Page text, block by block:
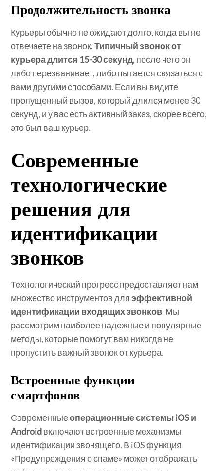
Продолжительность звонка
Курьеры обычно не ожидают долго, когда вы не
отвечаете на звонок.Типичный звонок от
курьера длится 15-30 секунд, после чего он
либо перезванивает, либо пытается связаться с
вами другими способами. Если вы видите
пропущенный вызов, который длился менее 30
секунд, и у вас есть активный заказ, скорее всего,
это был ваш курьер.
Современные
технологические
решения для
идентификации
звонков
Технологический прогресс предоставляет нам
множество инструментов дляэффективной
идентификации входящих звонков. Мы
рассмотрим наиболее надежные и популярные
методы, которые помогут вам никогда не
пропустить важный звонок от курьера.
Встроенные функции
смартфонов
Современныеоперационные системы iOS и
Androidвключают встроенные механизмы
идентификации звонящего. В iOS функция
«Предупреждения о спаме» может отображать